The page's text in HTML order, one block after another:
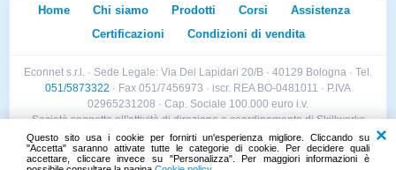
Questo sito usa i cookie per fornirti un'esperienza migliore. Cliccando su
"Accetta" saranno attivate tutte le categorie di cookie. Per decidere quali
accettare, cliccare invece su "Personalizza". Per maggiori informazioni è
Home Chi siamo Prodotti Corsi
Assistenza
Certificazioni
Condizioni di vendita
Econnet s.r.l. · Sede Legale: Via Dei Lapidari 20/B · 40129 Bologna · Tel.
051/5873322 · Fax 051/7456973 · iscr. REA BO-0481011 · P.IVA
02965231208 · Cap. Sociale 100.000 euro i.v.
Società soggetta all'attività di direzione e coordinamento di Skillworks
Holding s.r.l. · Sede Legale: Via Vittorio Emanuele II 28 · Roncadelle (BS)
- C.F. 04151440981